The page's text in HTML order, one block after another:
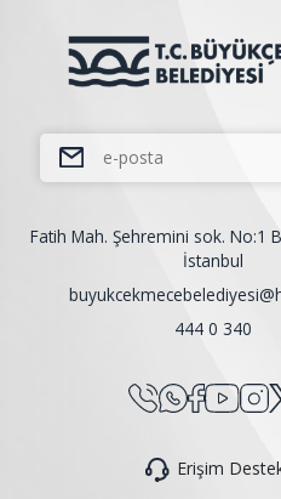
Fatih Mah. Şehremini sok. No:1
İstanbul
444 0 340
Erişim